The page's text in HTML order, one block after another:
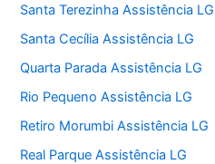
Santa Terezinha Assistência LG
Santa Cecília Assistência LG
Quarta Parada Assistência LG
Rio Pequeno Assistência LG
Retiro Morumbi Assistência LG
Real Parque Assistência LG